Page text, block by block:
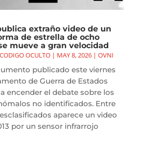
extraño video de un
de estrella de ocho
mueve a gran velocidad
OCULTO| MAY 8, 2026| OVNI
publicado este viernes
de Guerra de Estados
encender el debate sobre los
no identificados. Entre
aparece un video
por un sensor infrarrojo